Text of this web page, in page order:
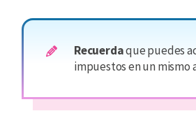
Recuerdaque puedes
impuestos en un mismo